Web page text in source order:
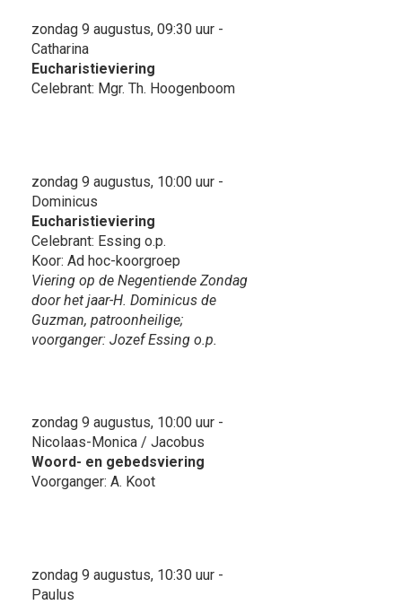
zondag 9 augustus, 09:30 uur -
Catharina
Eucharistieviering
Celebrant: Mgr. Th. Hoogenboom
zondag 9 augustus, 10:00 uur -
Dominicus
Eucharistieviering
Celebrant: Essing o.p.
Koor: Ad hoc-koorgroep
Viering op de Negentiende Zondag
door het jaar-H. Dominicus de
Guzman, patroonheilige;
voorganger: Jozef Essing o.p.
zondag 9 augustus, 10:00 uur -
Nicolaas-Monica / Jacobus
Woord- en gebedsviering
Voorganger: A. Koot
zondag 9 augustus, 10:30 uur -
Paulus